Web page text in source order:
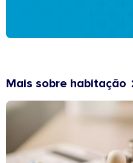
Mais sobre habitação